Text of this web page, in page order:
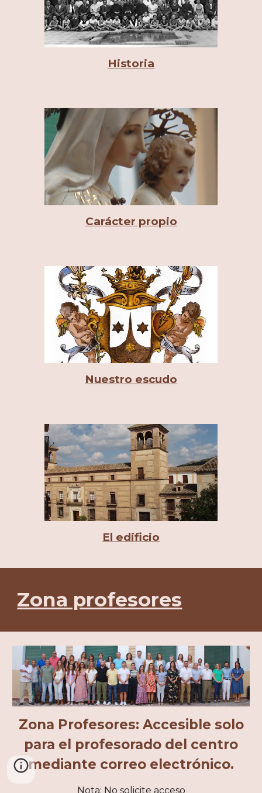
Historia
Carácter propio
Nuestro escudo
El edificio
Zona profesores
Zona Profesores: Accesible solo
para el profesorado del centro
mediante correo electrónico.
Nota: No solicite acceso